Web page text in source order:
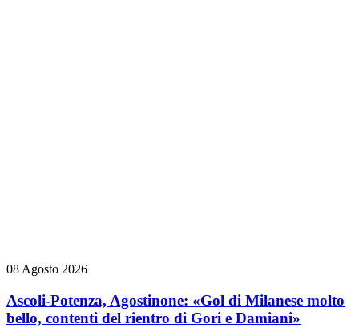
08 Agosto 2026
Ascoli-Potenza, Agostinone: «Gol di Milanese molto
bello, contenti del rientro di Gori e Damiani»